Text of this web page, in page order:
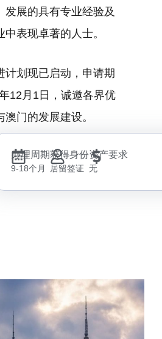
发展的具有专业经验及
表现卓著的人士。
计划现已启动，申请期
12月1日，诚邀各界优
门的发展建设。
办理周期
9-18个月
获得身份
居留签证
资产要求
无